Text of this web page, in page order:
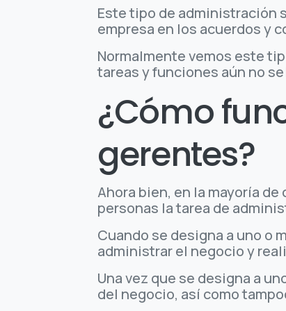
Este tipo de administración
empresa en los acuerdos y
Normalmente vemos este
tareas y funciones aún no
¿Cómo
gerentes?
Ahora bien, en la mayoría
personas la tarea de
Cuando se designa a uno o
administrar el negocio y
Una vez que se designa a
del negocio, así como